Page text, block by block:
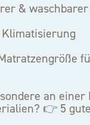
& waschbarer
an einer
👉 5